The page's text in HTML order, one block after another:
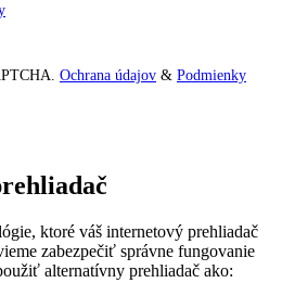
Ochrana údajov & Podmienky
ktoré váš internetový prehliadač
zabezpečiť správne fungovanie
alternatívny prehliadač ako: